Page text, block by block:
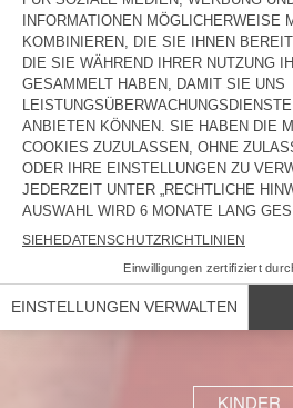
DAMEN
KINDER